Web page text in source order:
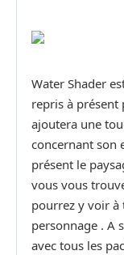
Water Shader
repris à présent
ajoutera une
concernant son
présent le
vous vous
pourrez y voir à
personnage . A
avec tous les